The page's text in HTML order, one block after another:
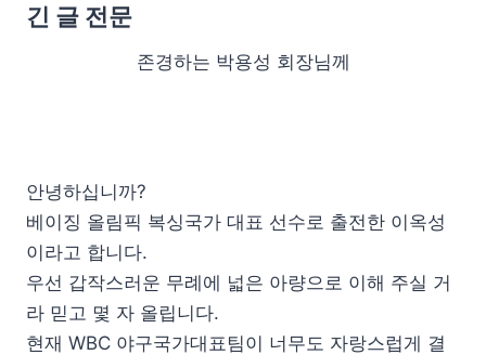
긴 글 전문
존경하는 박용성 회장님께
안녕하십니까?
베이징 올림픽 복싱국가 대표 선수로 출전한 이옥성
이라고 합니다.
우선 갑작스러운 무례에 넓은 아량으로 이해 주실 거
라 믿고 몇 자 올립니다.
현재 WBC 야구국가대표팀이 너무도 자랑스럽게 결